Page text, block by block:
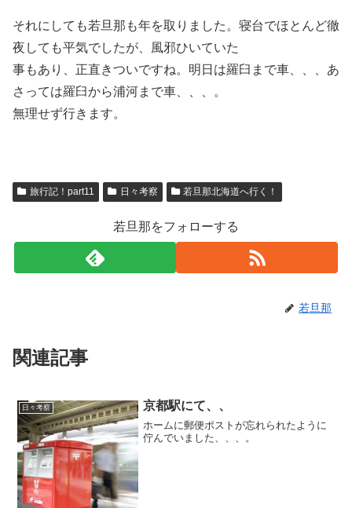
それにしても若旦那も年を取りました。寝台でほとんど徹
夜しても平気でしたが、風邪ひいていた
事もあり、正直きついですね。明日は羅臼まで車、、、あ
さっては羅臼から浦河まで車、、、。
無理せず行きます。
旅行記！part11 日々考察 若旦那北海道へ行く！
若旦那をフォローする
若旦那
関連記事
日々考察 京都駅にて、、
ホームに郵便ポストが忘れられたように
佇んでいました、、、。